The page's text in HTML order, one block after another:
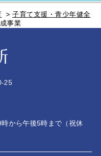
> 子育て支援・青少年健全
事業
25
から午後5時まで（祝休